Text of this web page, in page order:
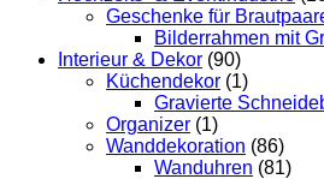
Geschenke für
Bilderrahmen mit
Interieur & Dekor (90)
Küchendekor (1)
Gravierte
Organizer (1)
Wanddekoration (86)
Wanduhren (81)